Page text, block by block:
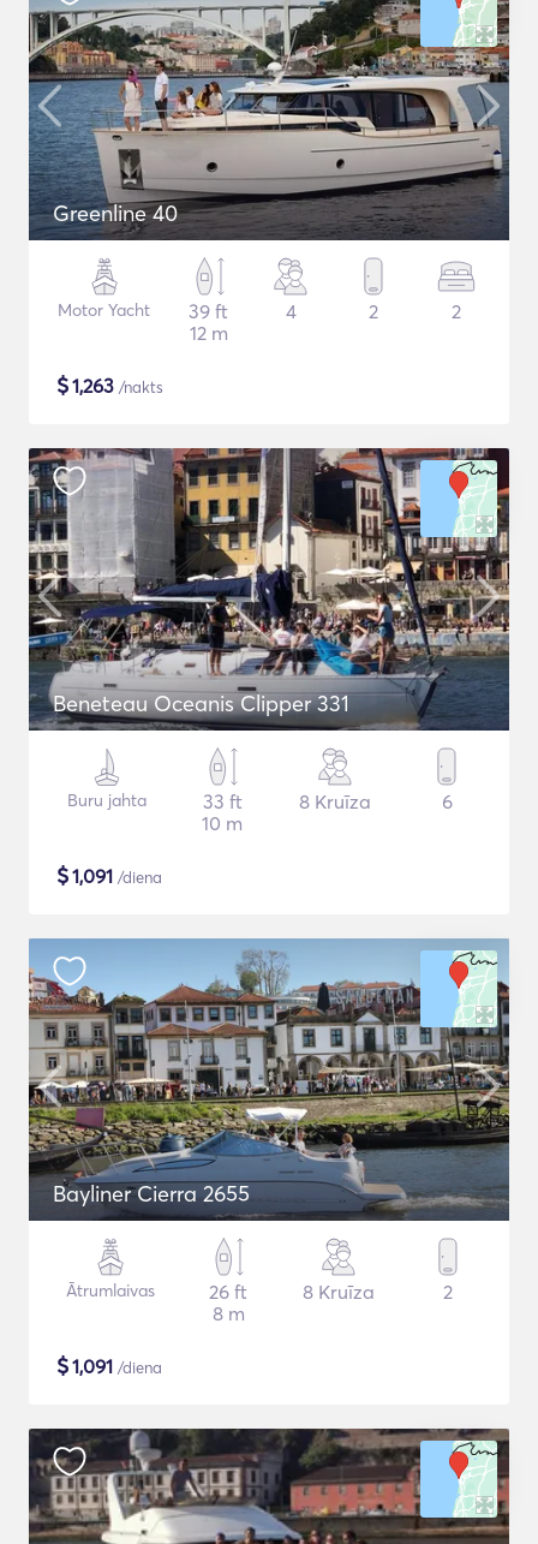
Greenline 40
Motor Yacht
39 ft
12 m
4 2 2
$1,263 /nakts
Beneteau Oceanis Clipper 331
Buru jahta
33 ft
10 m
8 Kruīza 6
$1,091 /diena
Bayliner Cierra 2655
Ātrumlaivas
26 ft
8 m
8 Kruīza 2
$1,091 /diena